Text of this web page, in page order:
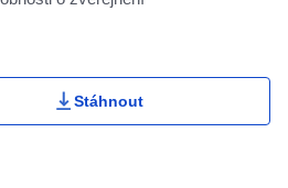
Actions Portlet
Stáhnout